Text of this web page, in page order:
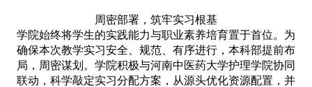
周密部署，筑牢实习根基
学院始终将学生的实践能力与职业素养培育置于首位。为
确保本次教学实习安全、规范、有序进行，本科部提前布
局，周密谋划。学院积极与河南中医药大学护理学院协同
联动，科学敲定实习分配方案，从源头优化资源配置，并